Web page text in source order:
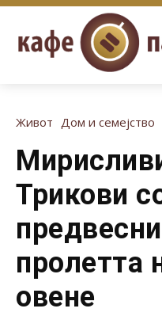
Живот Дом и семејство
Трикови
пролетта
овене